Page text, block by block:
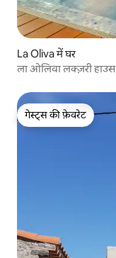
La Oliva में घर
ला ओलिवा लक्ज़री हाउस
गेस्ट्स की फ़ेवरेट
गेस्ट्स की फ़ेवरेट